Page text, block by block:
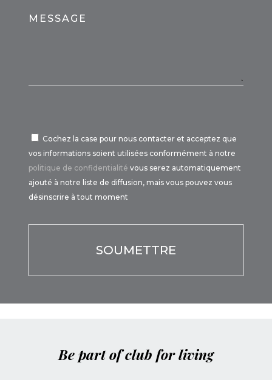
MESSAGE
Cochez la case pour nous contacter et acceptez que
vos informations soient utilisées conformément à notre
politique de confidentialitévous serez automatiquement
ajouté à notre liste de diffusion, mais vous pouvez vous
désinscrire à tout moment
Be part of club for living